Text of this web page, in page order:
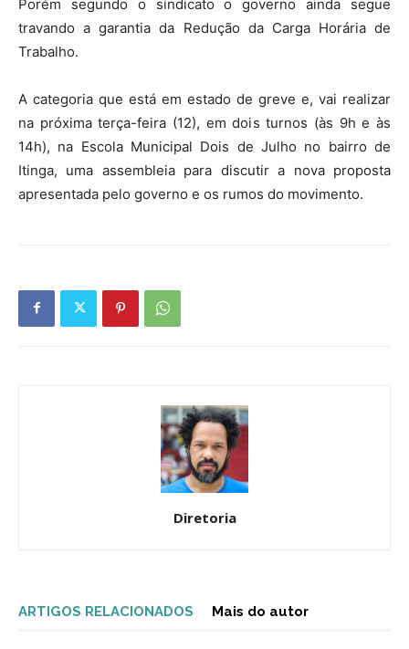
Porém segundo o sindicato o governo ainda segue
travando a garantia da Redução da Carga Horária de
Trabalho.
A categoria que está em estado de greve e, vai realizar
na próxima terça-feira (12), em dois turnos (às 9h e às
14h), na Escola Municipal Dois de Julho no bairro de
Itinga, uma assembleia para discutir a nova proposta
apresentada pelo governo e os rumos do movimento.
Diretoria
ARTIGOS RELACIONADOS Mais do autor